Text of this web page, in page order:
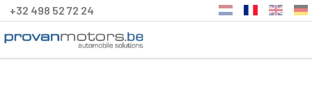
+32 498 52 72 24